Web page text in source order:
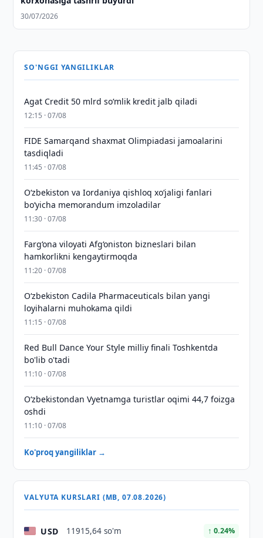
30/07/2026
SO'NGGI YANGILIKLAR
Agat Credit 50 mlrd so‘mlik kredit jalb qiladi
12:15 · 07/08
FIDE Samarqand shaxmat Olimpiadasi jamoalarini
tasdiqladi
11:45 · 07/08
Oʻzbekiston va Iordaniya qishloq xoʻjaligi fanlari
boʻyicha memorandum imzoladilar
11:30 · 07/08
Farg‘ona viloyati Afg‘oniston bizneslari bilan
hamkorlikni kengaytirmoqda
11:20 · 07/08
Oʻzbekiston Cadila Pharmaceuticals bilan yangi
loyihalarni muhokama qildi
11:15 · 07/08
Red Bull Dance Your Style milliy finali Toshkentda
bo'lib o'tadi
11:10 · 07/08
O‘zbekistondan Vyetnamga turistlar oqimi 44,7 foizga
oshdi
11:10 · 07/08
Ko'proq yangiliklar →
VALYUTA KURSLARI (MB, 07.08.2026)
USD 11915,64 so'm ↑ 0.24%